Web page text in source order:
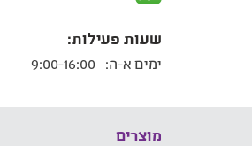
שעות פעילות:
ימים א-ה:
מוצרים